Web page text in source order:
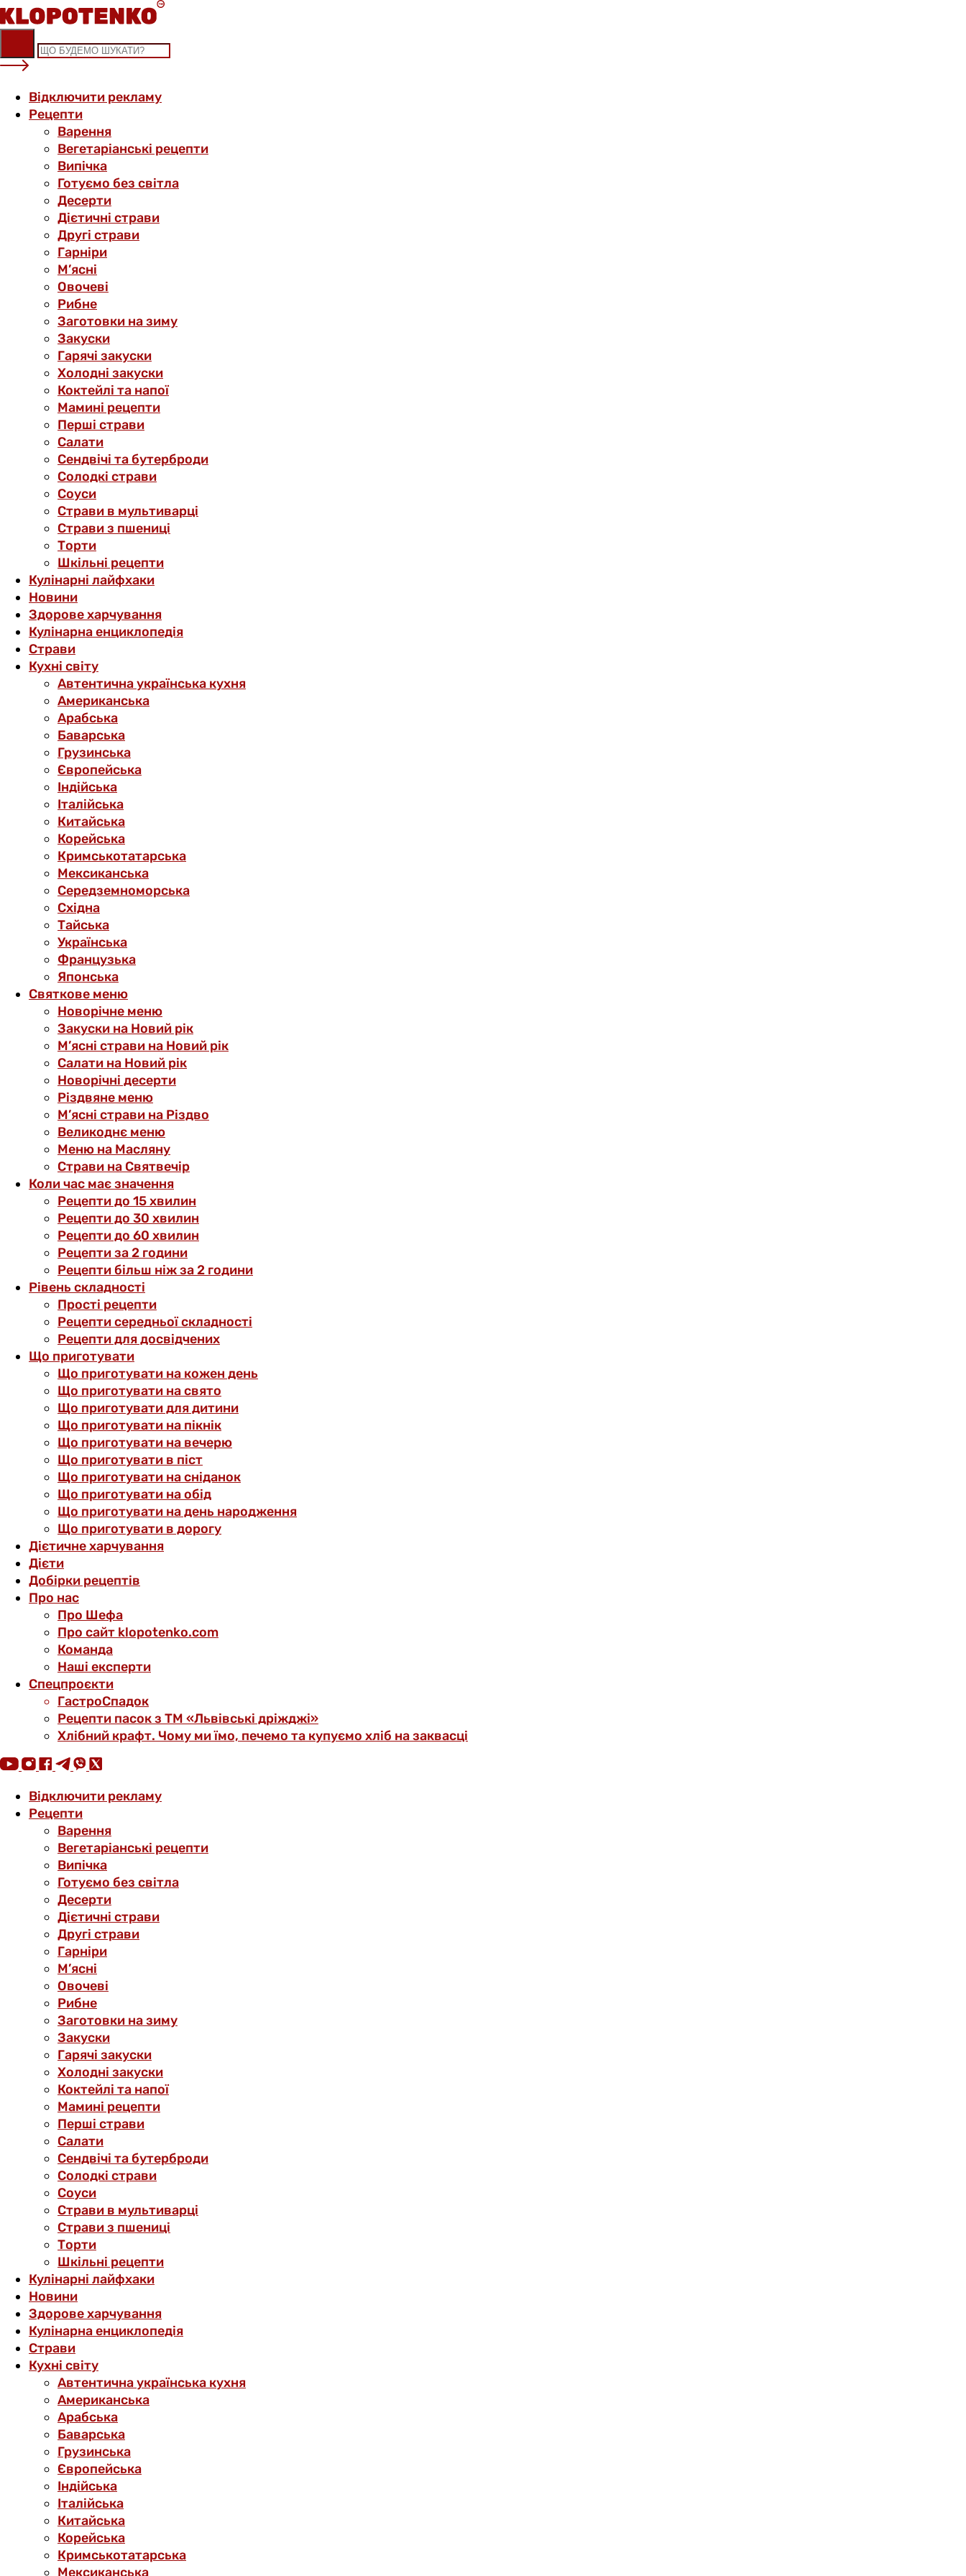
Skip
to
content
Відключити рекламу
Рецепти
Варення
Вегетаріанські рецепти
Випічка
Готуємо без світла
Десерти
Дієтичні страви
Другі страви
Гарніри
М’ясні
Овочеві
Рибне
Заготовки на зиму
Закуски
Гарячі закуски
Холодні закуски
Коктейлі та напої
Мамині рецепти
Перші страви
Салати
Сендвічі та бутерброди
Солодкі страви
Соуси
Страви в мультиварці
Страви з пшениці
Торти
Шкільні рецепти
Кулінарні лайфхаки
Новини
Здорове харчування
Кулінарна енциклопедія
Страви
Кухні світу
Автентична українська кухня
Американська
Арабська
Баварська
Грузинська
Європейська
Індійська
Італійська
Китайська
Корейська
Кримськотатарська
Мексиканська
Середземноморська
Східна
Тайська
Українська
Французька
Японська
Святкове меню
Новорічне меню
Закуски на Новий рік
М’ясні страви на Новий рік
Салати на Новий рік
Новорічні десерти
Різдвяне меню
М’ясні страви на Різдво
Великоднє меню
Меню на Масляну
Страви на Святвечір
Коли час має значення
Рецепти до 15 хвилин
Рецепти до 30 хвилин
Рецепти до 60 хвилин
Рецепти за 2 години
Рецепти більш ніж за 2 години
Рівень складності
Прості рецепти
Рецепти середньої складності
Рецепти для досвідчених
Що приготувати
Що приготувати на кожен день
Що приготувати на свято
Що приготувати для дитини
Що приготувати на пікнік
Що приготувати на вечерю
Що приготувати в піст
Що приготувати на сніданок
Що приготувати на обід
Що приготувати на день народження
Що приготувати в дорогу
Дієтичне харчування
Дієти
Добірки рецептів
Про нас
Про Шефа
Про сайт klopotenko.com
Команда
Наші експерти
Спецпроєкти
ГастроСпадок
Рецепти пасок з ТМ «Львівські дріжджі»
Хлібний крафт. Чому ми їмо, печемо та купуємо хліб на заквасці
Відключити рекламу
Рецепти
Варення
Вегетаріанські рецепти
Випічка
Готуємо без світла
Десерти
Дієтичні страви
Другі страви
Гарніри
М’ясні
Овочеві
Рибне
Заготовки на зиму
Закуски
Гарячі закуски
Холодні закуски
Коктейлі та напої
Мамині рецепти
Перші страви
Салати
Сендвічі та бутерброди
Солодкі страви
Соуси
Страви в мультиварці
Страви з пшениці
Торти
Шкільні рецепти
Кулінарні лайфхаки
Новини
Здорове харчування
Кулінарна енциклопедія
Страви
Кухні світу
Автентична українська кухня
Американська
Арабська
Баварська
Грузинська
Європейська
Індійська
Італійська
Китайська
Корейська
Кримськотатарська
Мексиканська